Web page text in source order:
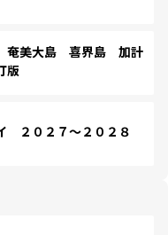
美大島 喜界島 加計
版
２０２７～２０２８